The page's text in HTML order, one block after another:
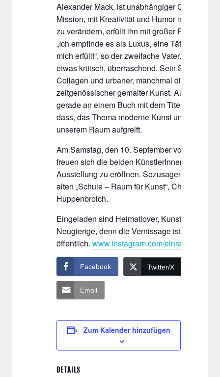
Alexander Mack, ist unabhängiger Grafiker,
Mission, mit Kreativität und Humor in der
zu verändern, erfüllt ihn mit großer Freude
„Ich empfinde es als Luxus, eine Tätigkeit
mich erfüllt“, so der zweifache Vater. Seine
etwas kritisch, überraschend. Sein Stil ist eine
Collagen und urbaner, manchmal digital
zeitgenössischer gemalter Kunst. Außerdem
gerade an einem Buch mit dem Titel „Believe
dass, das Thema moderne Kunst und
unserem Raum aufgreift.
Am Samstag, den 10. September von 12:00
freuen sich die beiden KünstlerInnen ihre
Ausstellung zu eröffnen. Sozusagen im
alten „Schule – Raum für Kunst“, Chantrainstr.
Huppenbroich.
Eingeladen sind Heimatlover,
Neugierige, denn die Vernissage ist
öffentlich. www.instagram.com/
Facebook Twitter/X
Email
Zum Kalender hinzufügen
DETAILS